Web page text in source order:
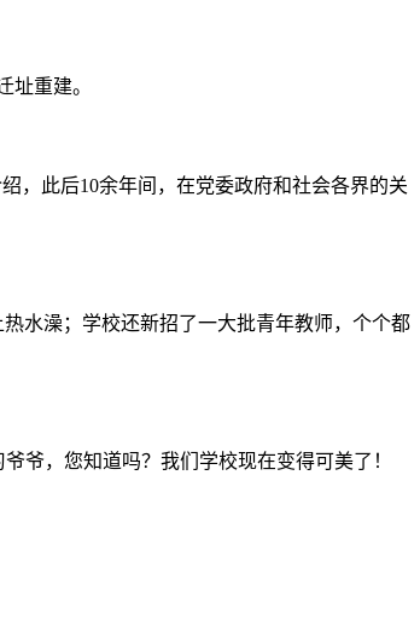
重建。
，此后10余年间，在党委政府和社会各界的关
水澡；学校还新招了一大批青年教师，个个都
爷，您知道吗？我们学校现在变得可美了！